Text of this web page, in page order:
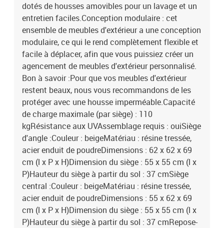
dotés de housses amovibles pour un lavage et un
entretien faciles.Conception modulaire : cet
ensemble de meubles d'extérieur a une conception
modulaire, ce qui le rend complètement flexible et
facile à déplacer, afin que vous puissiez créer un
agencement de meubles d'extérieur personnalisé.
Bon à savoir :Pour que vos meubles d'extérieur
restent beaux, nous vous recommandons de les
protéger avec une housse imperméable.Capacité
de charge maximale (par siège) : 110
kgRésistance aux UVAssemblage requis : ouiSiège
d'angle :Couleur : beigeMatériau : résine tressée,
acier enduit de poudreDimensions : 62 x 62 x 69
cm (l x P x H)Dimension du siège : 55 x 55 cm (l x
P)Hauteur du siège à partir du sol : 37 cmSiège
central :Couleur : beigeMatériau : résine tressée,
acier enduit de poudreDimensions : 55 x 62 x 69
cm (l x P x H)Dimension du siège : 55 x 55 cm (l x
P)Hauteur du siège à partir du sol : 37 cmRepose-